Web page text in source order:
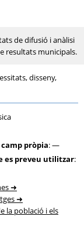
de difusió i anàlisi
resultats municipals.
disseny,
pròpia: —
es preveu utilitzar:
la població i els